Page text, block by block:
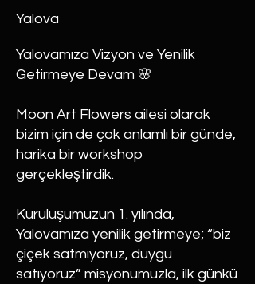
Yalova
Yalovamıza Vizyon ve Yenilik
Getirmeye Devam 🌸
Moon Art Flowers ailesi olarak
bizim için de çok anlamlı bir günde,
harika bir workshop
gerçekleştirdik.
Kuruluşumuzun 1. yılında,
Yalovamıza yenilik getirmeye; “biz
çiçek satmıyoruz, duygu
satıyoruz” misyonumuzla, ilk günkü